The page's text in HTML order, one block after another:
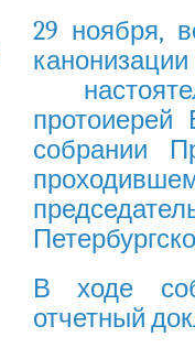
29 ноября,
собрании
В ходе
отчетный